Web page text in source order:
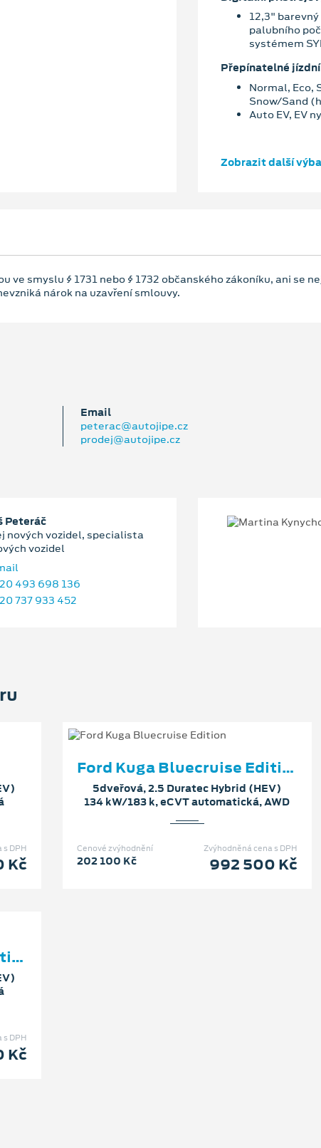
12,3"
palubního
systémem
Přepínatelné
Normal, Eco,
Snow/Sand
Auto EV, EV
Zobrazit další
ve smyslu § 1731 nebo § 1732 občanského zákoníku, ani se
nárok na uzavření smlouvy.
Email
peterac@autojipe.cz
prodej@autojipe.cz
Peteráč
nových vozidel, specialista
vozidel
493 698 136
737 933 452
DPH
Kč
Ford Kuga Bluecruise Edition
5dveřová, 2.5 Duratec Hybrid (HEV)
134 kW/183 k, eCVT automatická, AWD
Zvýhodněná cena s DPH
992 500 Kč
Cenové zvýhodnění
202 100 Kč
Ford Kuga Bluecruise Edition
DPH
Kč